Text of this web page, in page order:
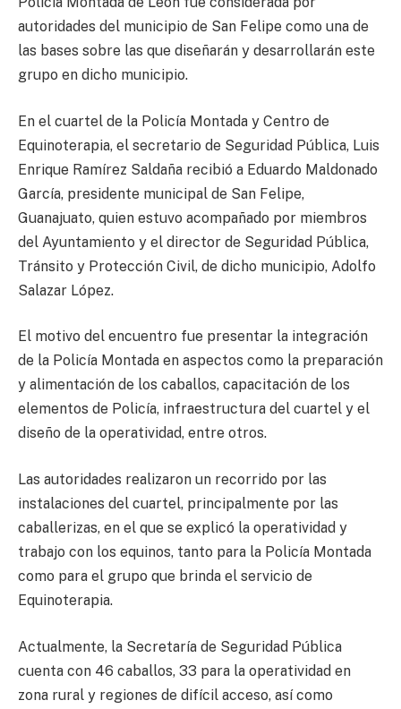
autoridades del municipio de San Felipe como una de
las bases sobre las que diseñarán y desarrollarán este
grupo en dicho municipio.
En el cuartel de la Policía Montada y Centro de
Equinoterapia, el secretario de Seguridad Pública, Luis
Enrique Ramírez Saldaña recibió a Eduardo Maldonado
García, presidente municipal de San Felipe,
Guanajuato, quien estuvo acompañado por miembros
del Ayuntamiento y el director de Seguridad Pública,
Tránsito y Protección Civil, de dicho municipio, Adolfo
Salazar López.
El motivo del encuentro fue presentar la integración
de la Policía Montada en aspectos como la preparación
y alimentación de los caballos, capacitación de los
elementos de Policía, infraestructura del cuartel y el
diseño de la operatividad, entre otros.
Las autoridades realizaron un recorrido por las
instalaciones del cuartel, principalmente por las
caballerizas, en el que se explicó la operatividad y
trabajo con los equinos, tanto para la Policía Montada
como para el grupo que brinda el servicio de
Equinoterapia.
Actualmente, la Secretaría de Seguridad Pública
cuenta con 46 caballos, 33 para la operatividad en
zona rural y regiones de difícil acceso, así como